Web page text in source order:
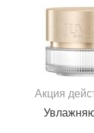
Акция